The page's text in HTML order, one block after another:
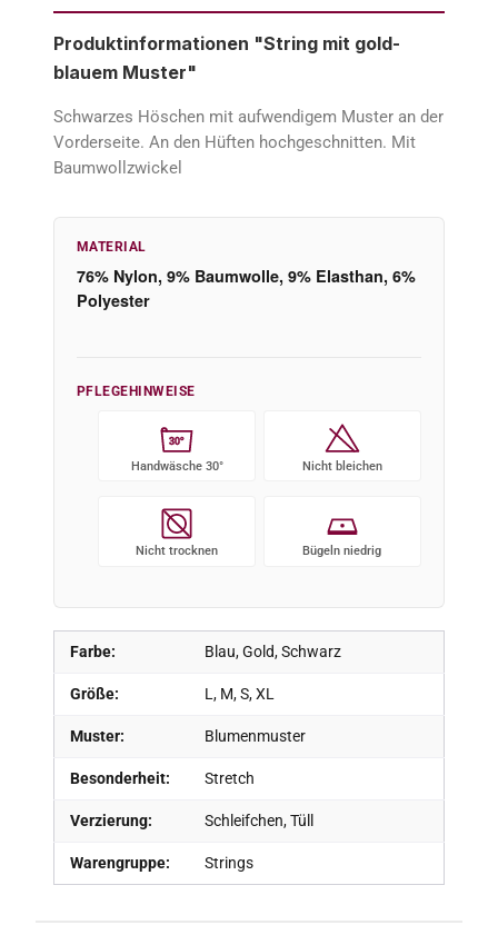
Produktinformationen "String mit gold-
blauem Muster"
Schwarzes Höschen mit aufwendigem Muster an der
Vorderseite. An den Hüften hochgeschnitten. Mit
Baumwollzwickel
Farbe: Blau, Gold, Schwarz
Größe: L, M, S, XL
Muster: Blumenmuster
Besonderheit: Stretch
Verzierung: Schleifchen, Tüll
Warengruppe: Strings
MATERIAL
76% Nylon, 9% Baumwolle, 9% Elasthan, 6%
Polyester
PFLEGEHINWEISE
30°
Handwäsche 30° Nicht bleichen
Nicht trocknen Bügeln niedrig